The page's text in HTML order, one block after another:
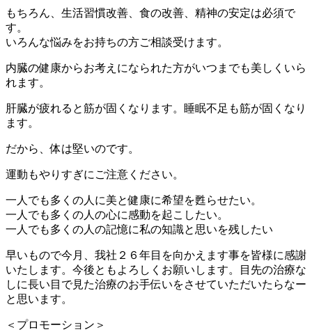
もちろん、生活習慣改善、食の改善、精神の安定は必須で
す。
いろんな悩みをお持ちの方ご相談受けます。
内臓の健康からお考えになられた方がいつまでも美しくいら
れます。
肝臓が疲れると筋が固くなります。睡眠不足も筋が固くなり
ます。
だから、体は堅いのです。
運動もやりすぎにご注意ください。
一人でも多くの人に美と健康に希望を甦らせたい。
一人でも多くの人の心に感動を起こしたい。
一人でも多くの人の記憶に私の知識と思いを残したい
早いもので今月、我社２６年目を向かえます事を皆様に感謝
いたします。今後ともよろしくお願いします。目先の治療な
しに長い目で見た治療のお手伝いをさせていただいたらなー
と思います。
＜プロモーション＞